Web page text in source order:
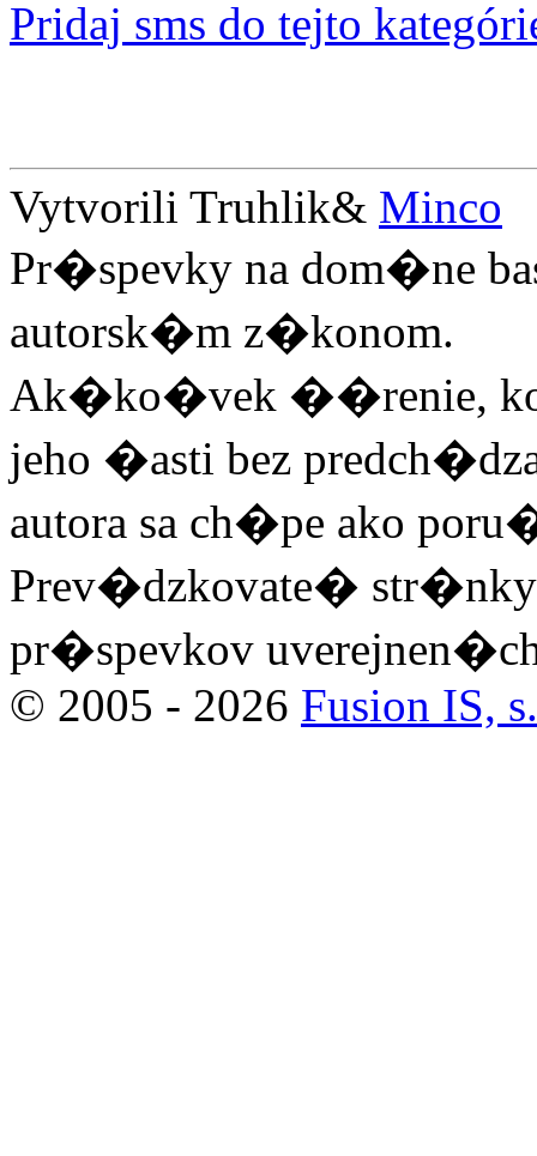
Pridaj sms do tejto
Vytvorili Truhlik& Minco
Pr�spevky na dom�ne
autorsk�m z�konom.
Ak�ko�vek ��renie,
jeho �asti bez
autora sa ch�pe ako
Prev�dzkovate� str�nky
pr�spevkov
© 2005 - 2026 Fusion IS,